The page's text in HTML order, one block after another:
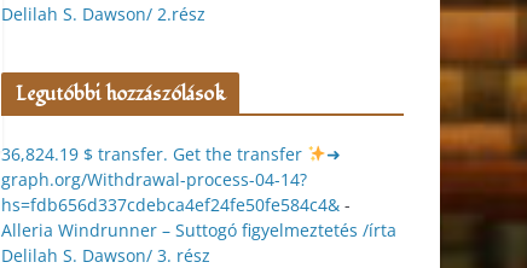
Delilah S. Dawson/ 2.rész
Legutóbbi hozzászólások
36,824.19 $ transfer. Get the transfer
➜
graph.org/Withdrawal-process-04-14?
hs=fdb656d337cdebca4ef24fe50fe584c4& -
Alleria Windrunner – Suttogó figyelmeztetés /írta
Delilah S. Dawson/ 3. rész